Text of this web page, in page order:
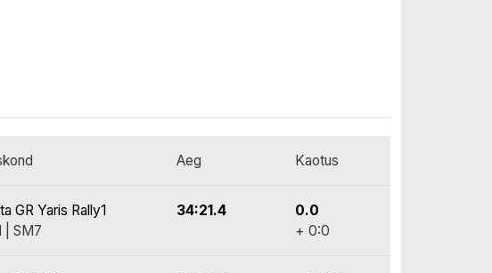
Aeg Kaotus
GR Yaris Rally1
| SM7
34:21.4
0.0
+ 0:0